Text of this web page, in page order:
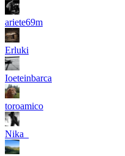
ariete69m
Erluki
Ioeteinbarca
toroamico
Nika_